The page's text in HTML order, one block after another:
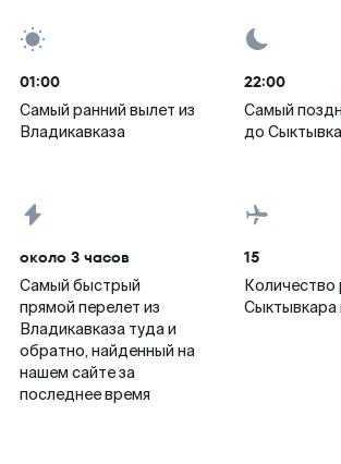
01:00
Самый ранний вылет из
Владикавказа
22:00
Самый
до
около 3 часов
Самый быстрый
прямой перелет из
Владикавказа туда и
обратно, найденный на
нашем сайте за
последнее время
15
Количество
Сыктывкара